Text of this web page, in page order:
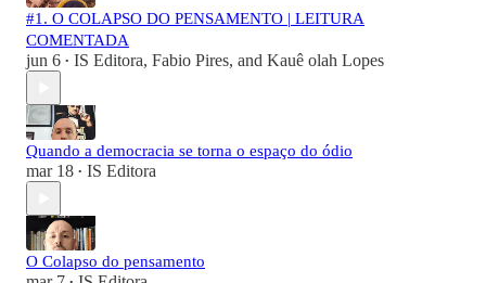
#1. O COLAPSO DO PENSAMENTO | LEITURA
COMENTADA
jun 6 • IS Editora, Fabio Pires, and Kauê olah Lopes
Quando a democracia se torna o espaço do ódio
mar 18 • IS Editora
O Colapso do pensamento